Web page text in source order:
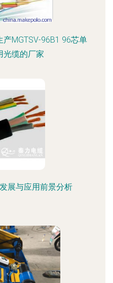
MGTSV-96B1 96芯单
光缆的厂家
展与应用前景分析